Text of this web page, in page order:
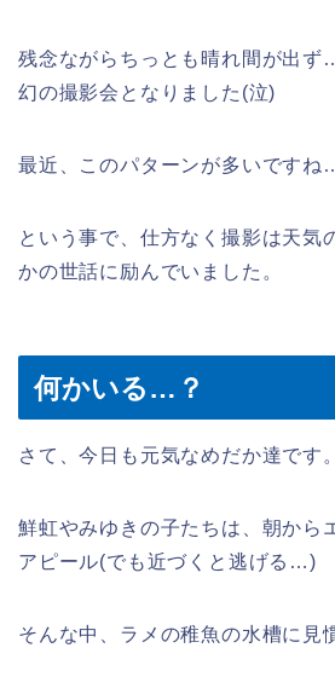
残念ながらちっとも晴れ間が出ず
幻の撮影会となりました(泣)
最近、このパターンが多いですね
という事で、仕方なく撮影は天気
かの世話に励んでいました。
何かいる…？
さて、今日も元気なめだか達です。
鮮虹やみゆきの子たちは、朝から
アピール(でも近づくと逃げる…)
そんな中、ラメの稚魚の水槽に見